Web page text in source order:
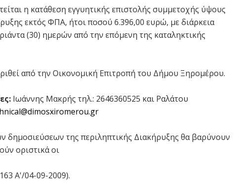
η κατάθεση εγγυητικής επιστολής συμμετοχής ύψους
εκτός ΦΠΑ, ήτοι ποσού 6.396,00 ευρώ, με διάρκεια
(30) ημερών από την επόμενη της καταληκτικής
από την Οικονομική Επιτροπή του Δήμου Ξηρομέρου.
Ιωάννης Μακρής τηλ.: 2646360525 και Ραλάτου
δημοσιεύσεων της περιληπτικής Διακήρυξης θα βαρύνουν
οριστικά οι
Α'/04-09-2009).